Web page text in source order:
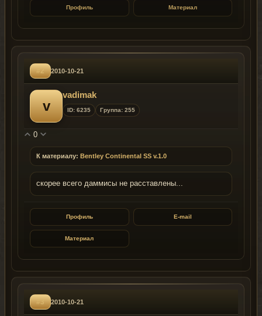
Профиль Материал
#2 2010-10-21
v
vadimak
ID: 6235 Группа: 255
0
К материалу: Bentley Continental SS v.1.0
скорее всего даммисы не расставлены...
Профиль E-mail
Материал
#3 2010-10-21